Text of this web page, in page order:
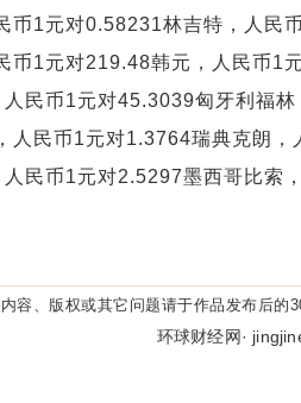
币1元对0.58231林吉特，人民
币1元对219.48韩元，人民币1
民币1元对45.3039匈牙利福
人民币1元对1.3764瑞典克朗
民币1元对2.5297墨西哥比索
容、版权或其它问题请于作品发布后的
环球财经网·